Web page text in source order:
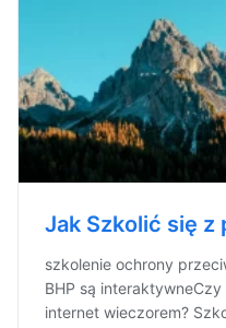
Jak Szkolić się z
szkolenie ochrony
BHP są
internet wieczorem?